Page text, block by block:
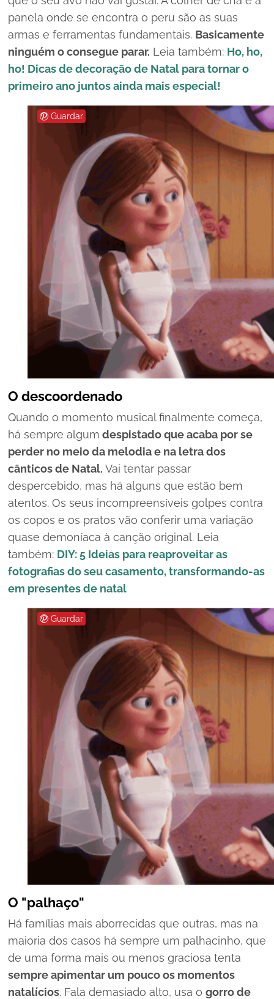
panela onde se encontra o peru são as suas
armas e ferramentas fundamentais. Basicamente
ninguém o consegue parar. Leia também: Ho, ho,
ho! Dicas de decoração de Natal para tornar o
primeiro ano juntos ainda mais especial!
Guardar
O descoordenado
Quando o momento musical finalmente começa,
há sempre algum despistado que acaba por se
perder no meio da melodia e na letra dos
cânticos de Natal. Vai tentar passar
despercebido, mas há alguns que estão bem
atentos. Os seus incompreensíveis golpes contra
os copos e os pratos vão conferir uma variação
quase demoníaca à canção original. Leia
também: DIY: 5 Ideias para reaproveitar as
fotografias do seu casamento, transformando-as
em presentes de natal
Guardar
O "palhaço"
Há famílias mais aborrecidas que outras, mas na
maioria dos casos há sempre um palhacinho, que
de uma forma mais ou menos graciosa tenta
sempre apimentar um pouco os momentos
natalícios. Fala demasiado alto, usa o gorro de